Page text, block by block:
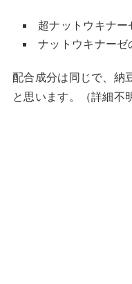
超ナットウキナ
ナットウキナー
配合成分は同じで、納
と思います。（詳細